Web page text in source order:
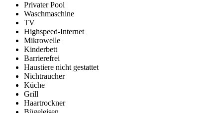
Privater Pool
Waschmaschine
TV
Highspeed-Internet
Mikrowelle
Kinderbett
Barrierefrei
Haustiere nicht gestattet
Nichtraucher
Küche
Grill
Haartrockner